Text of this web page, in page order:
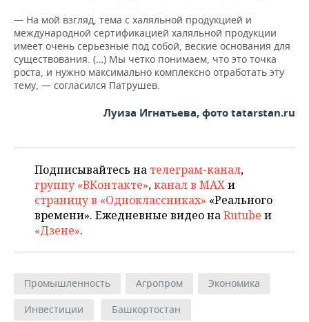
— На мой взгляд, тема с халяльной продукцией и
международной сертификацией халяльной продукции
имеет очень серьезные под собой, веские основания для
существования. (…) Мы четко понимаем, что это точка
роста, и нужно максимально комплексно отработать эту
тему, — согласился Патрушев.
Луиза Игнатьева, фото tatarstan.ru
Подписывайтесь на телеграм-канал,
группу «ВКонтакте»,канал в MAXи
страницу в «Одноклассниках» «Реального
времени». Ежедневные видео наRutube и
«Дзене».
Промышленность Агропром
Экономика
Инвестиции
Башкортостан